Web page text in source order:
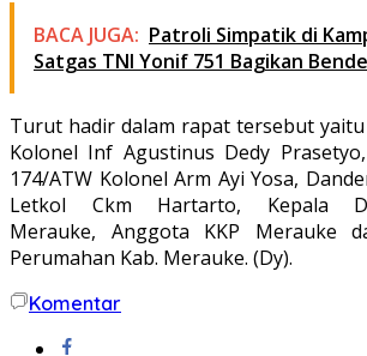
BACA JUGA: Patroli Simpatik di
Satgas TNI Yonif 751 Bagikan
Turut hadir dalam rapat tersebut yaitu
Kolonel Inf Agustinus Dedy
174/ATW Kolonel Arm Ayi Yosa,
Letkol Ckm Hartarto, Kepala
Merauke, Anggota KKP Merauke
Perumahan Kab. Merauke. (Dy).
Komentar